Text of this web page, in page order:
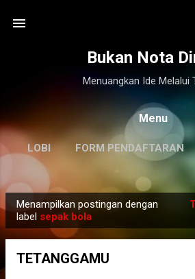
Bukan Nota
Menuangkan Ide Melalui
Menu
LOBI FORM PENDAFTARAN
P
o
Menampilkan postingan dengan
label sepak bola
TETANGGAMU